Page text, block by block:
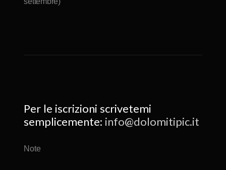
Per le iscrizioni scrivetemi
semplicemente: info@dolomitipic.it
Note